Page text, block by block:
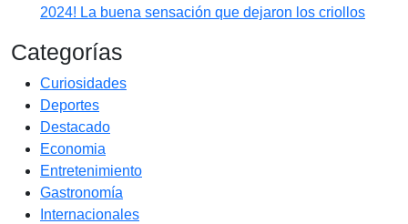
2024! La buena sensación que dejaron los criollos
Categorías
Curiosidades
Deportes
Destacado
Economia
Entretenimiento
Gastronomía
Internacionales